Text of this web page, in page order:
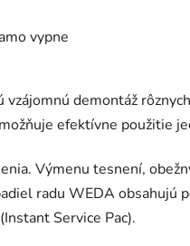
vypne
demontáž
efektívne použitie
Výmenu tesnení,
radu WEDA
Service Pac).